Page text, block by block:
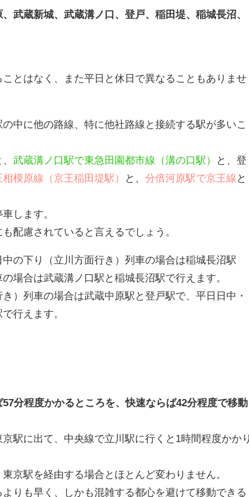
武蔵新城、武蔵溝ノ口、登戸、稲田堤、稲城長沼、
とはなく、また平日と休日で異なることもありませ
中に他の路線、特に他社路線と接続する駅が多いこ
、武蔵溝ノ口駅で東急田園都市線（溝の口駅）
と、登
模原線（京王稲田堤駅） と、分倍河原駅で京王線 と
します。
配慮されていると言えるでしょう。
の下り（立川方面行き）列車の場合は稲城長沼駅
場合は武蔵溝ノ口駅と稲城長沼駅で行えます。
）列車の場合は武蔵中原駅と登戸駅で、平日日中・
行えます。
57分程度かかるところを、快速ならば42分程度で移動
駅に出て、中央線で立川駅に行くと1時間程度かか
京駅を経由する場合とほとんど変わりません。
りも早く、しかも混雑する都心を避けて移動できる